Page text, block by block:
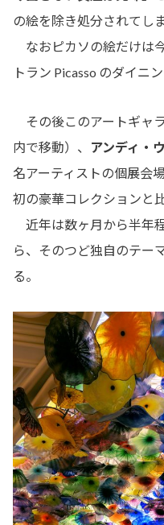
の絵を除き処分されてしま
なおピカソの絵だけは
トラン Picasso のダイニ
その後このアートギャ
内で移動）、
アンディ・
名アーティストの個展会
初の豪華コレクションと
近年は数ヶ月から半年
ら、そのつど独自のテー
る。